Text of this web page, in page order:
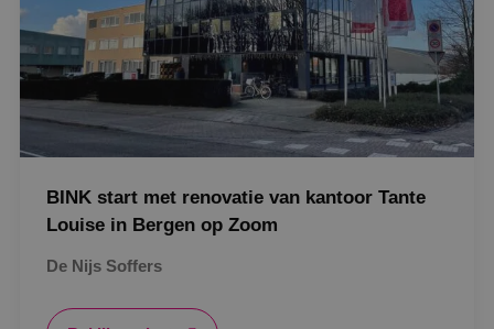
BINK start met renovatie van kantoor Tante
Louise in Bergen op Zoom
De Nijs Soffers